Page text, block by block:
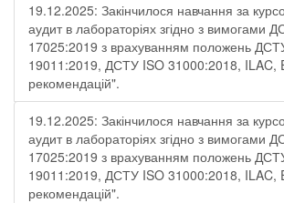
19.12.2025: Закінчилося навчання за
аудит в лабораторіях згідно з вимогами
17025:2019 з врахуванням положень
19011:2019, ДСТУ ISO 31000:2018, ILAC,
рекомендацій".
19.12.2025: Закінчилося навчання за
аудит в лабораторіях згідно з вимогами
17025:2019 з врахуванням положень
19011:2019, ДСТУ ISO 31000:2018, ILAC,
рекомендацій".